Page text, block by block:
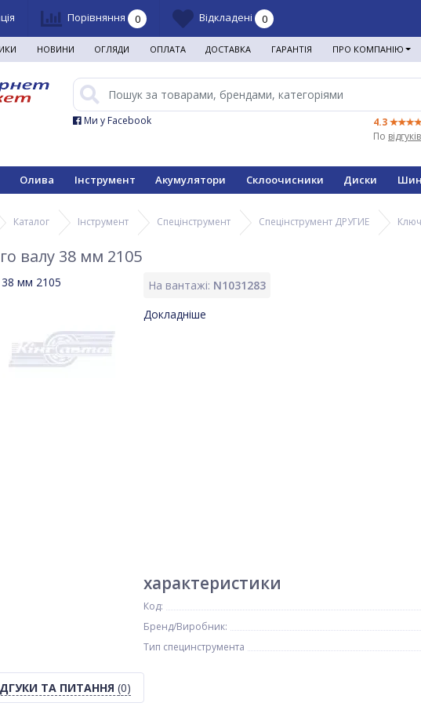
Порівняння 0 Відкладені 0
НОВИНИ ОГЛЯДИ ОПЛАТА ДОСТАВКА ГАРАНТІЯ ПРО КОМПАНІЮ
4.3
По
Ми у Facebook
Олива Інструмент Акумулятори Склоочисники Диски
Каталог Інструмент Спецінструмент Спецінструмент ДРУГИЕ
валу 38 мм 2105
На вантажі: N1031283
Докладніше
характеристики
Код:
Бренд/Виробник:
Тип специнструмента
ТА ПИТАННЯ (0)